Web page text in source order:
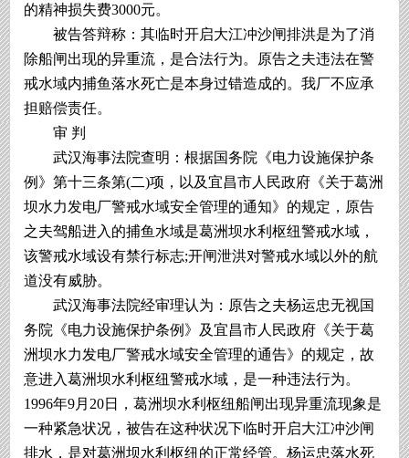
的精神损失费3000元。
被告答辩称：其临时开启大江冲沙闸排洪是为了消
除船闸出现的异重流，是合法行为。原告之夫违法在警
戒水域内捕鱼落水死亡是本身过错造成的。我厂不应承
担赔偿责任。
审 判
武汉海事法院查明：根据国务院《电力设施保护条
例》第十三条第(二)项，以及宜昌市人民政府《关于葛洲
坝水力发电厂警戒水域安全管理的通知》的规定，原告
之夫驾船进入的捕鱼水域是葛洲坝水利枢纽警戒水域，
该警戒水域设有禁行标志;开闸泄洪对警戒水域以外的航
道没有威胁。
武汉海事法院经审理认为：原告之夫杨运忠无视国
务院《电力设施保护条例》及宜昌市人民政府《关于葛
洲坝水力发电厂警戒水域安全管理的通告》的规定，故
意进入葛洲坝水利枢纽警戒水域，是一种违法行为。
1996年9月20日，葛洲坝水利枢纽船闸出现异重流现象是
一种紧急状况，被告在这种状况下临时开启大江冲沙闸
排水，是对葛洲坝水利枢纽的正常经管。杨运忠落水死